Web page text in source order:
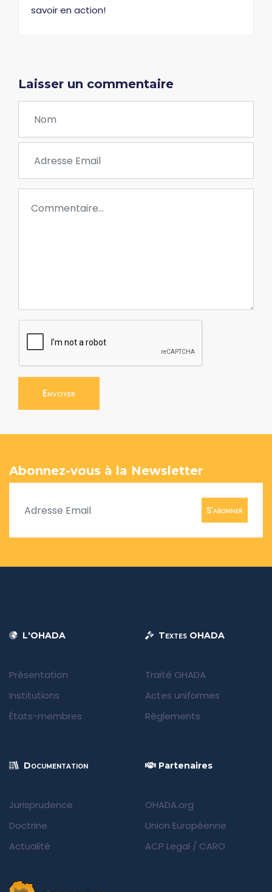
savoir en action!
Laisser un commentaire
Envoyer
Abonnez-vous à la Newsletter
S'abonner
L'OHADA
Présentation
Institutions
États-membres
Textes OHADA
Traité OHADA
Actes uniformes
Règlements
Documentation
Jurisprudence
Doctrine
Actualité
Partenaires
OHADA.org
Union Européenne
ACP Legal / CARO